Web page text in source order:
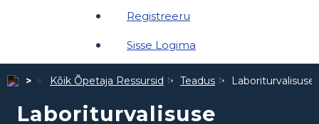
Registreeru
Sisse Logima
Kõik Õpetaja Ressursid Teadus Laboriturvalisuse
Laboriturvalisuse